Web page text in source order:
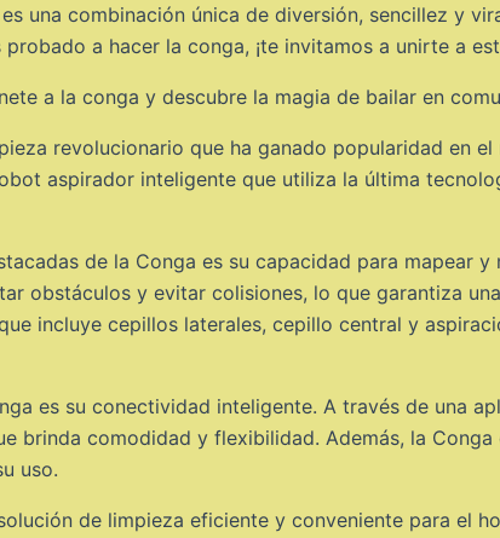
una combinación única de diversión, sencillez y
a hacer la conga, ¡te invitamos a unirte a
a la conga y descubre la magia de bailar en
revolucionario que ha ganado popularidad en
aspirador inteligente que utiliza la última
de la Conga es su capacidad para mapear
obstáculos y evitar colisiones, lo que garantiza
incluye cepillos laterales, cepillo central y
es su conectividad inteligente. A través de una
brinda comodidad y flexibilidad. Además, la
uso.
de limpieza eficiente y conveniente para el